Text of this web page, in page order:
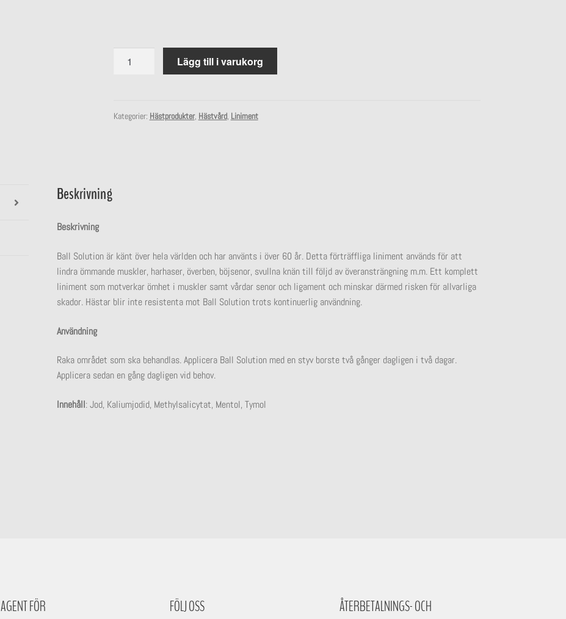
Solution
Lägg till i varukorg
Kategorier: Hästprodukter, Hästvård, Liniment
Beskrivning
Beskrivning
Ball Solution är känt över hela världen och har använts i över 60 år. Detta förträffliga liniment används för att
lindra ömmande muskler, harhaser, överben, böjsenor, svullna knän till följd av överansträngning m.m. Ett komplett
liniment som motverkar ömhet i muskler samt vårdar senor och ligament och minskar därmed risken för allvarliga
skador. Hästar blir inte resistenta mot Ball Solution trots kontinuerlig användning.
Användning
Raka området som ska behandlas. Applicera Ball Solution med en styv borste två gånger dagligen i två dagar.
Applicera sedan en gång dagligen vid behov.
Innehåll: Jod, Kaliumjodid, Methylsalicytat, Mentol, Tymol
AGENT FÖR FÖLJ OSS
ÅTERBETALNINGS- OCH